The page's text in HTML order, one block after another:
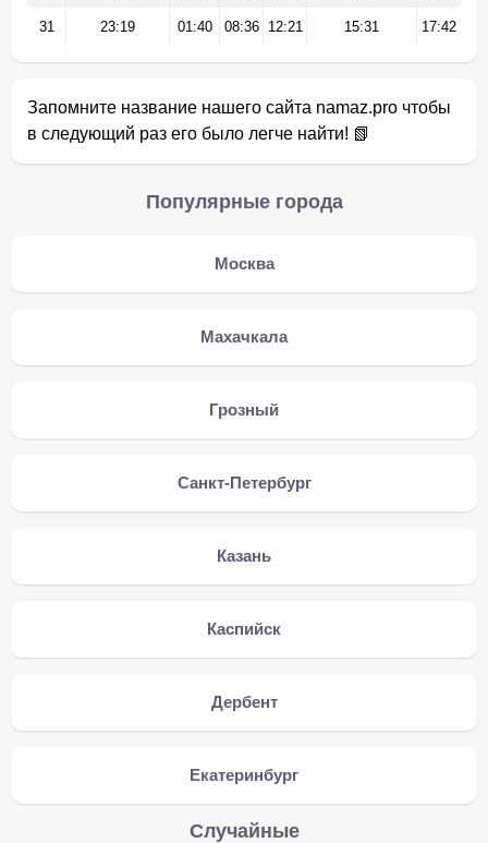
31 23:19 01:40 08:36 12:21 15:31 17:42
Запомните название нашего сайта namaz.pro чтобы
в следующий раз его было легче найти! 📗
Популярные города
Москва
Махачкала
Грозный
Санкт-Петербург
Казань
Каспийск
Дербент
Екатеринбург
Случайные